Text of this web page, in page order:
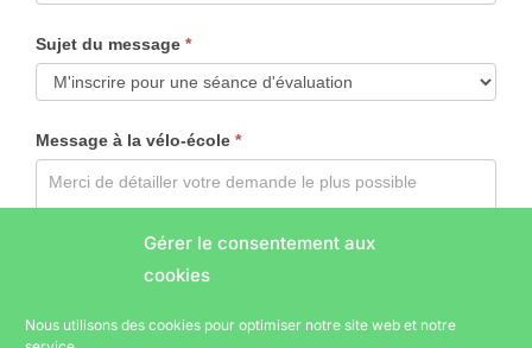
Gérer le consentement aux
cookies
Nous utilisons des cookies pour optimiser notre site web et notre
Sujet du message *
Message à la vélo-école *